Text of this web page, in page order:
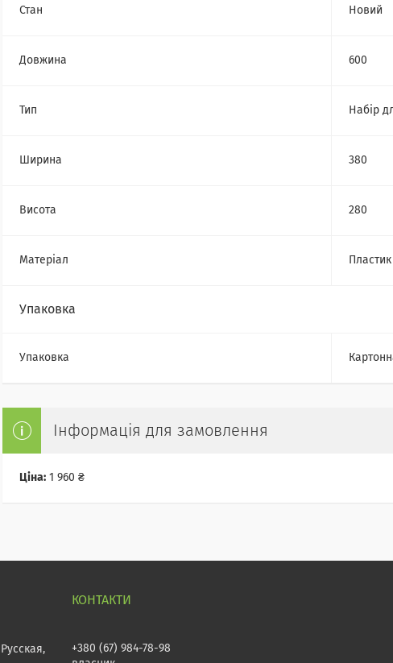
Стан Новий
Довжина 600
Тип Набір
Ширина 380
Висота 280
Матеріал Пластик
Упаковка
Упаковка
Інформація для замовлення
Ціна: 1 960 ₴
+380 (67) 984-78-98